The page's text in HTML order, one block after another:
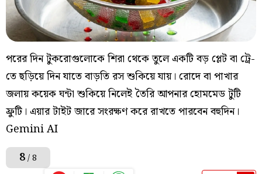
পরের দিন টুকরোগুলোকে শিরা থেকে তুলে একটি বড় প্লেট বা ট্রে-
তে ছড়িয়ে দিন যাতে বাড়তি রস শুকিয়ে যায়। রোদে বা পাখার
জলায় কয়েক ঘন্টা শুকিয়ে নিলেই তৈরি আপনার হোমমেড টুটি
ফ্রুটি। এয়ার টাইট জারে সংরক্ষণ করে রাখতে পারবেন বহুদিন।
Gemini AI
8/ 8